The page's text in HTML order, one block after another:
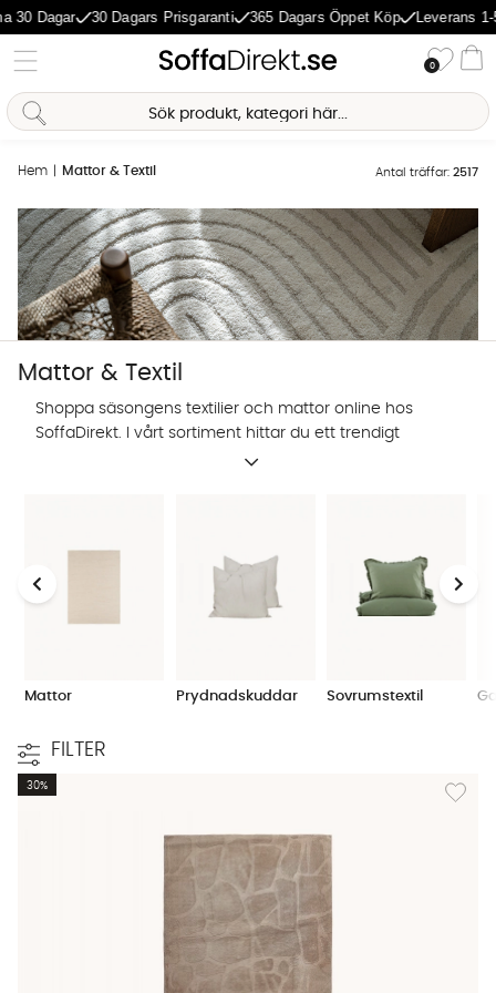
30 Dagars Prisgaranti 365 Dagars Öppet Köp Leverans 1-5 Dagar
0
Hem Mattor & Textil Antal träffar: 2517
Mattor & Textil
Shoppa säsongens textilier och mattor online hos
SoffaDirekt. I vårt sortiment hittar du ett trendigt
utbud av prydnadskuddar, mattor och andra textilier
Mattor Prydnadskuddar Sovrumstextil
FILTER
Lägg
30%